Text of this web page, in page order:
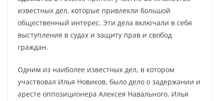
известных дел, которые привлекли большой
общественный интерес. Эти дела включали в себя
выступления в судах и защиту прав и свобод
граждан.
Одним из наиболее известных дел, в котором
участвовал Илья Новиков, было дело о задержании и
аресте оппозиционера Алексея Навального. Илья